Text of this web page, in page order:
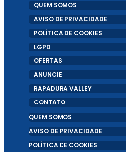
QUEM SOMOS
AVISO DE PRIVACIDADE
POLÍTICA DE COOKIES
LGPD
OFERTAS
ANUNCIE
RAPADURA VALLEY
CONTATO
QUEM SOMOS
AVISO DE PRIVACIDADE
POLÍTICA DE COOKIES